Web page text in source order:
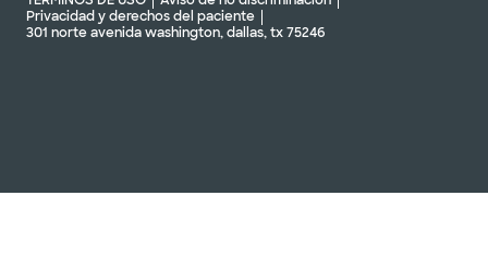
Privacidad y derechos del paciente
301 norte avenida washington, dallas, tx 75246